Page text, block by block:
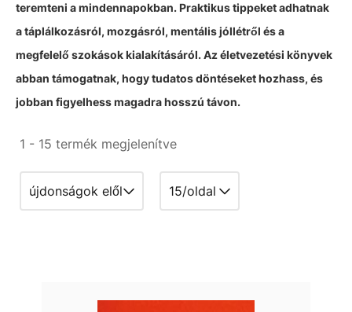
teremteni a mindennapokban. Praktikus tippeket adhatnak
a táplálkozásról, mozgásról, mentális jóllétről és a
megfelelő szokások kialakításáról. Az életvezetési könyvek
abban támogatnak, hogy tudatos döntéseket hozhass, és
jobban figyelhess magadra hosszú távon.
1 - 15 termék megjelenítve